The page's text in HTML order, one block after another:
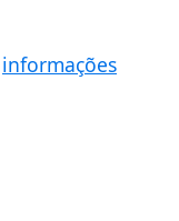
informações